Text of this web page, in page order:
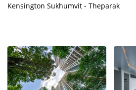
Kensington Sukhumvit - Theparak